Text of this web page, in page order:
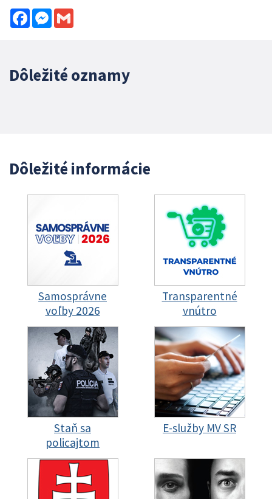
FacebookMessenger
Dôležité oznamy
Dôležité informácie
Samosprávne
voľby 2026
Transparentné
vnútro
Staň sa
policajtom
E-služby MV SR